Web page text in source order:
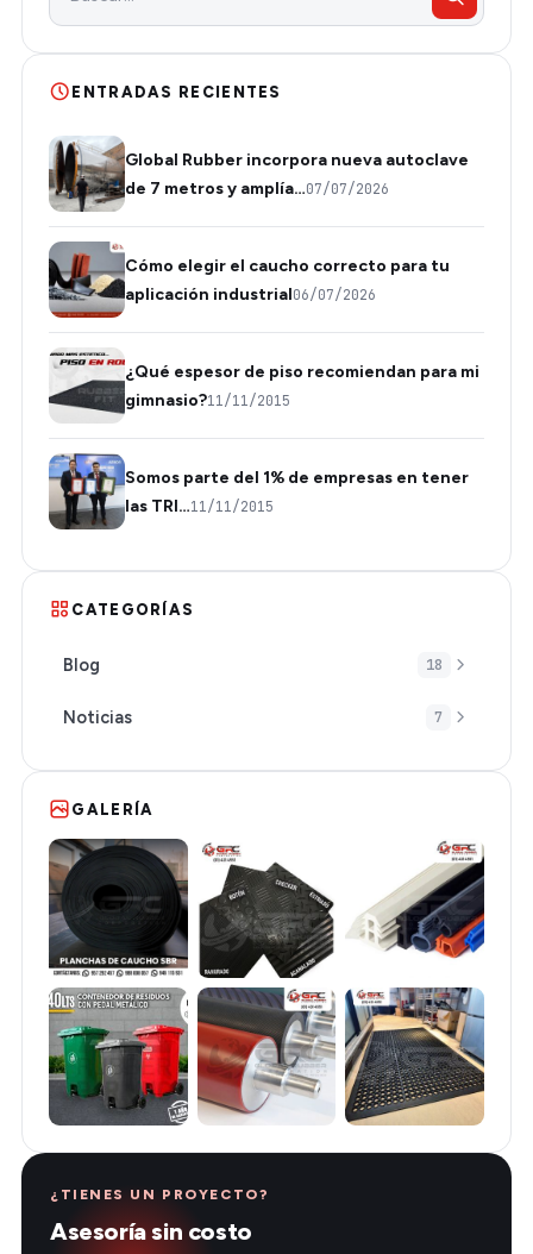
ENTRADAS RECIENTES
Global Rubber incorpora nueva autoclave
de 7 metros y amplía…07/07/2026
Cómo elegir el caucho correcto para tu
aplicación industrial06/07/2026
¿Qué espesor de piso recomiendan para mi
gimnasio?11/11/2015
Somos parte del 1% de empresas en tener
las TRI…11/11/2015
CATEGORÍAS
Blog 18
Noticias 7
GALERÍA
¿TIENES UN PROYECTO?
Asesoría sin costo